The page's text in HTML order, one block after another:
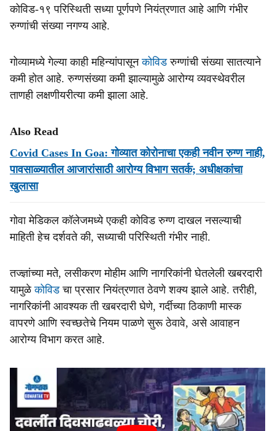
कोविड-१९ परिस्थिती सध्या पूर्णपणे नियंत्रणात आहे आणि गंभीर
रुग्णांची संख्या नगण्य आहे.
गोव्यामध्ये गेल्या काही महिन्यांपासूनकोविडरुग्णांची संख्या सातत्याने
कमी होत आहे. रुग्णसंख्या कमी झाल्यामुळे आरोग्य व्यवस्थेवरील
ताणही लक्षणीयरीत्या कमी झाला आहे.
Also Read
Covid Cases In Goa: गोव्यात कोरोनाचा एकही नवीन रुग्ण नाही,
पावसाळ्यातील आजारांसाठी आरोग्य विभाग सतर्क; अधीक्षकांचा
खुलासा
गोवा मेडिकल कॉलेजमध्ये एकही कोविड रुग्ण दाखल नसल्याची
माहिती हेच दर्शवते की, सध्याची परिस्थिती गंभीर नाही.
तज्ज्ञांच्या मते, लसीकरण मोहीम आणि नागरिकांनी घेतलेली खबरदारी
यामुळेकोविडचा प्रसार नियंत्रणात ठेवणे शक्य झाले आहे. तरीही,
नागरिकांनी आवश्यक ती खबरदारी घेणे, गर्दीच्या ठिकाणी मास्क
वापरणे आणि स्वच्छतेचे नियम पाळणे सुरू ठेवावे, असे आवाहन
आरोग्य विभाग करत आहे.